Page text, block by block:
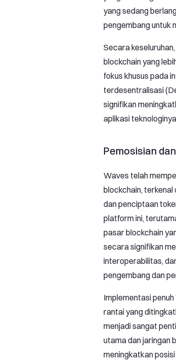
yang sedang
pengembang untuk
Secara
blockchain yang
fokus khusus pada
terdesentralisasi
signifikan
aplikasi
Pemosisian
Waves telah
blockchain,
dan penciptaan
platform ini,
pasar blockchain
secara signifikan
interoperabilitas,
pengembang dan
Implementasi
rantai yang
menjadi sangat
utama dan jaringan
meningkatkan